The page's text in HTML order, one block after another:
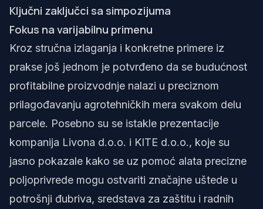
Ključni zaključci sa simpozijuma
Fokus na varijabilnu primenu
Kroz stručna izlaganja i konkretne primere iz
prakse još jednom je potvrđeno da se budućnost
profitabilne proizvodnje nalazi u preciznom
prilagođavanju agrotehničkih mera svakom delu
parcele. Posebno su se istakle prezentacije
kompanija Livona d.o.o. i KITE d.o.o., koje su
jasno pokazale kako se uz pomoć alata precizne
poljoprivrede mogu ostvariti značajne uštede u
potrošnji đubriva, sredstava za zaštitu i radnih